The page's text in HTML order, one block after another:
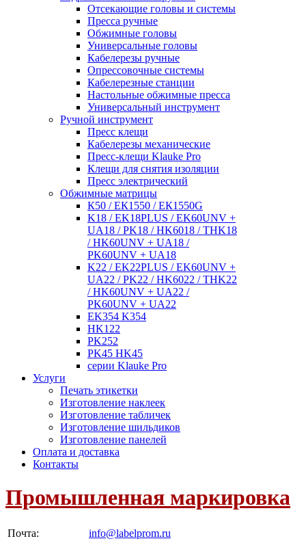
Отсекающие головы и системы
Пресса ручные
Обжимные головы
Универсальные головы
Кабелерезы ручные
Опрессовочные системы
Кабелерезные станции
Настольные обжимные пресса
Универсальный инструмент
Ручной инструмент
Пресс клещи
Кабелерезы механические
Пресс-клещи Klauke Pro
Клещи для снятия изоляции
Пресс электрический
Обжимные матрицы
К50 / ЕК1550 / ЕК1550G
K18 / EK18PLUS / EK60UNV +
UA18 / PK18 / HK6018 / THK18
/ HK60UNV + UA18 /
PK60UNV + UA18
K22 / EK22PLUS / EK60UNV +
UA22 / PK22 / HK6022 / THK22
/ HK60UNV + UA22 /
PK60UNV + UA22
EK354 K354
HK122
PK252
PK45 HK45
серии Klauke Pro
Услуги
Печать этикетки
Изготовление наклеек
Изготовление табличек
Изготовление шильдиков
Изготовление панелей
Оплата и доставка
Контакты
Промышленная маркировка
Почта:
info@labelprom.ru